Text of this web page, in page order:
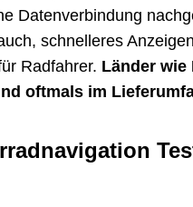
Datenverbindung
schnelleres
Radfahrer. Länder wie
oftmals im